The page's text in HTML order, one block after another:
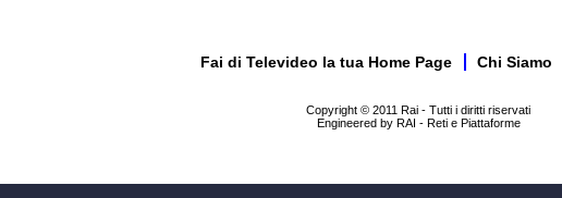
Fai di Televideo la tua Home Page Chi Siamo
Copyright © 2011 Rai - Tutti i diritti riservati
Engineered by RAI - Reti e Piattaforme